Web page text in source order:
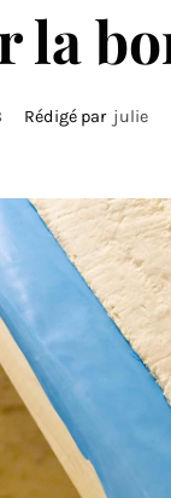
la
Rédigé par julie